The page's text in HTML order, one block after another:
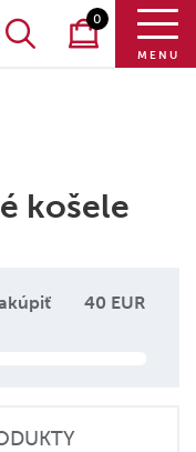
0
MENU
košele
40 EUR